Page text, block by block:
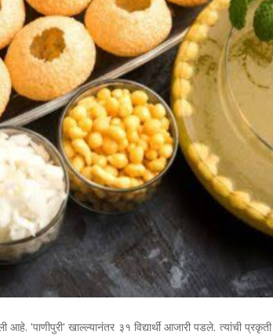
आहे. 'पाणीपुरी' खाल्ल्यानंतर ३१ विद्यार्थी आजारी पडले. त्यांची